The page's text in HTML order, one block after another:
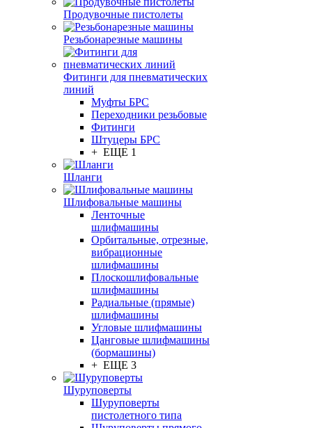
Продувочные пистолеты
Резьбонарезные машины
Фитинги для пневматических
линий
Муфты БРС
Переходники резьбовые
Фитинги
Штуцеры БРС
+ ЕЩЕ 1
Шланги
Шлифовальные машины
Ленточные
шлифмашины
Орбитальные, отрезные,
вибрационные
шлифмашины
Плоскошлифовальные
шлифмашины
Радиальные (прямые)
шлифмашины
Угловые шлифмашины
Цанговые шлифмашины
(бормашины)
+ ЕЩЕ 3
Шуруповерты
Шуруповерты
пистолетного типа